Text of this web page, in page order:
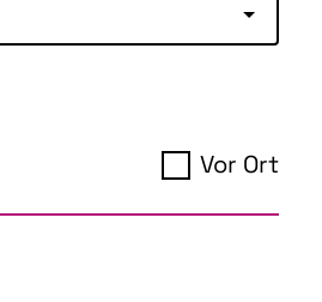
Vor Ort